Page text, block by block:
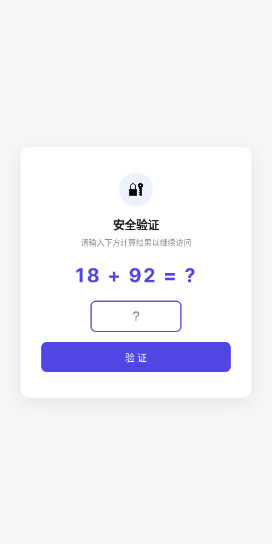
🔐
安全验证
请输入下方计算结果以继续访问
18 + 92 = ?
验 证